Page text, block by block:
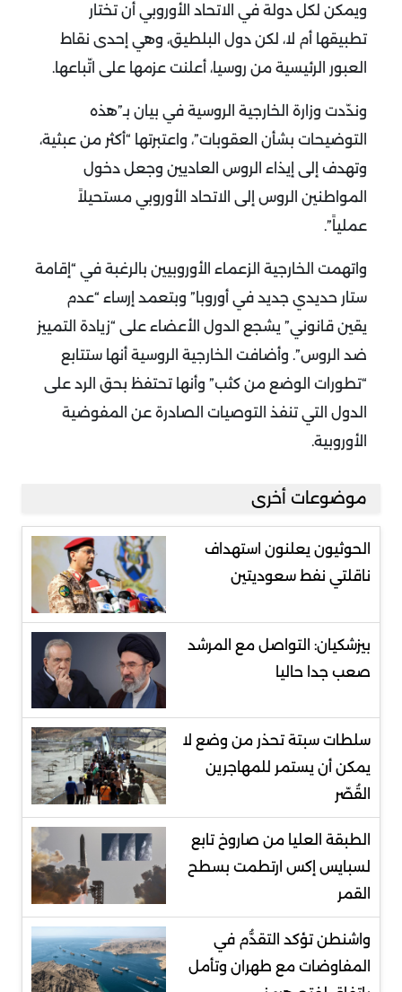
ويمكن لكل دولة في الاتحاد الأوروبي أن تختار
تطبيقها أم لا، لكن دول البلطيق، وهي إحدى نقاط
العبور الرئيسية من روسيا، أعلنت عزمها على اتّباعها.
وندّدت وزارة الخارجية الروسية في بيان بـ”هذه
التوضيحات بشأن العقوبات”، واعتبرتها “أكثر من عبثية،
وتهدف إلى إيذاء الروس العاديين وجعل دخول
المواطنين الروس إلى الاتحاد الأوروبي مستحيلاً
عملياً”.
واتهمت الخارجية الزعماء الأوروبيين بالرغبة في “إقامة
ستار حديدي جديد في أوروبا” وبتعمد إرساء “عدم
يقين قانوني” يشجع الدول الأعضاء على “زيادة التمييز
ضد الروس”. وأضافت الخارجية الروسية أنها ستتابع
“تطورات الوضع من كثب” وأنها تحتفظ بحق الرد على
الدول التي تنفذ التوصيات الصادرة عن المفوضية
الأوروبية.
موضوعات أخرى
الحوثيون يعلنون استهداف
ناقلتي نفط سعوديتين
بيزشكيان: التواصل مع المرشد
صعب جدا حاليا
سلطات سبتة تحذر من وضع لا
يمكن أن يستمر للمهاجرين
القُصّر
الطبقة العليا من صاروخ تابع
لسبايس إكس ارتطمت بسطح
القمر
واشنطن تؤكد التقدُّم في
المفاوضات مع طهران وتأمل